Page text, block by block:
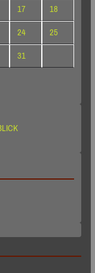
17
18
24
25
31